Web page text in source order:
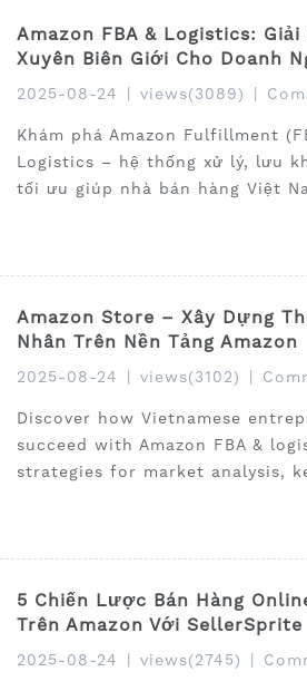
Amazon FBA & Logistics: Giải
Xuyên Biên Giới Cho Doanh
2025-08-24 views(3089)
Khám phá Amazon Fulfillment
Logistics – hệ thống xử lý, lưu
tối ưu giúp nhà bán hàng Việt
phân tích thị trường, nghiên
Amazon Store – Xây Dựng
Nhân Trên Nền Tảng Amazon
2025-08-24 views(3102)
Discover how Vietnamese
succeed with Amazon FBA &
strategies for market analysis,
5 Chiến Lược Bán Hàng
Trên Amazon Với SellerSprite
2025-08-24 views(2745)